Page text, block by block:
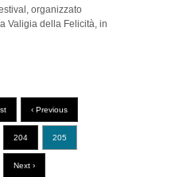
organizzato
Valigia della Felicità, in
‹ Previous
204 205
Next ›